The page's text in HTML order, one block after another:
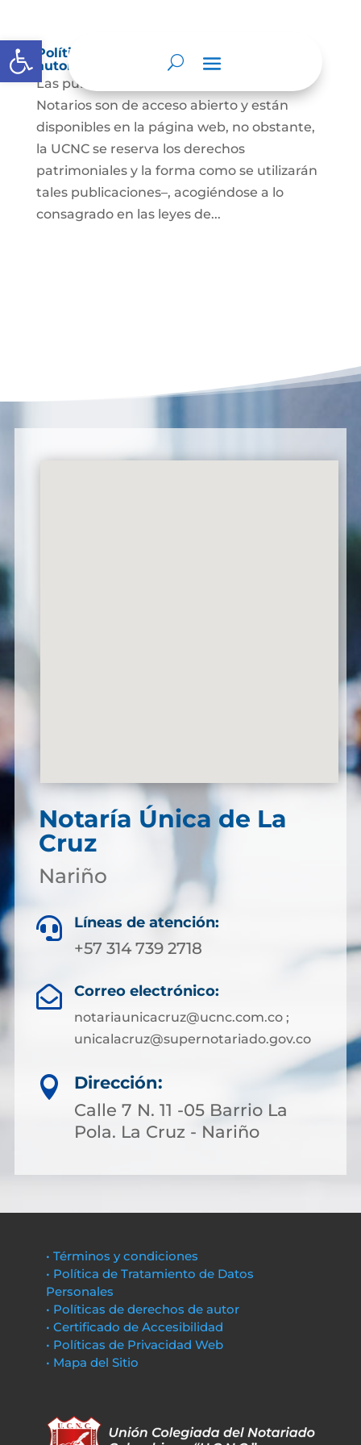
Abrir barra de herramientas
Política de derechos de autor y/o
autorización de uso sobre los contenidos
Las publicaciones de la UCNC y de los
Notarios son de acceso abierto y están
disponibles en la página web, no obstante,
la UCNC se reserva los derechos
patrimoniales y la forma como se utilizarán
tales publicaciones–, acogiéndose a lo
consagrado en las leyes de...
Notaría Única de La
Cruz
Nariño
 Líneas de atención:
+57 314 739 2718
 Correo electrónico:
notariaunicacruz@ucnc.com.co ;
unicalacruz@supernotariado.gov.co

Dirección:
Calle 7 N. 11 -05 Barrio La
Pola. La Cruz - Nariño
• Términos y condiciones
• Política de Tratamiento de Datos
Personales
• Políticas de derechos de autor
• Certificado de Accesibilidad
• Políticas de Privacidad Web
• Mapa del Sitio